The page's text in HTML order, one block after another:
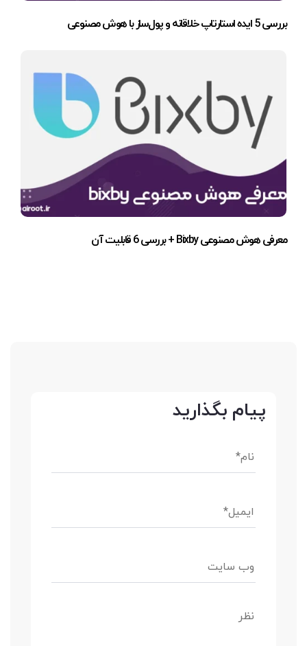
بررسی 5 ایده استارتاپ خلاقانه و پول‌ساز با هوش مصنوعی
معرفی هوش مصنوعی Bixby + بررسی 6 قابلیت آن
پیام بگذارید